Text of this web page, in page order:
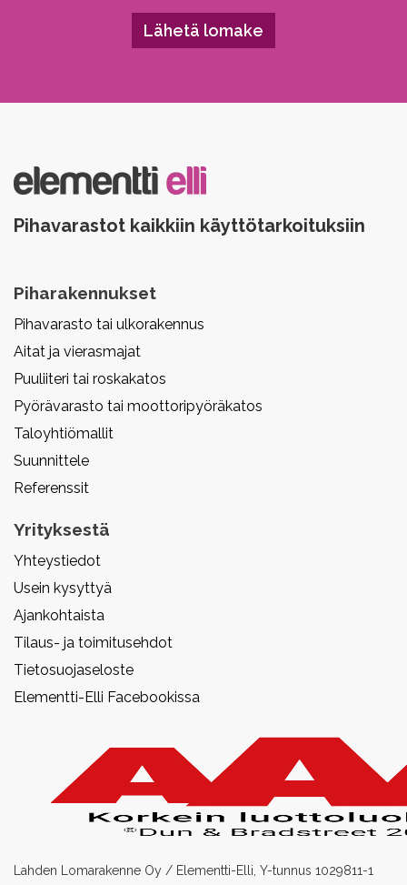
Pihavarastot kaikkiin käyttötarkoituksiin
Piharakennukset
Pihavarasto tai ulkorakennus
Aitat ja vierasmajat
Puuliiteri tai roskakatos
Pyörävarasto tai moottoripyöräkatos
Taloyhtiömallit
Suunnittele
Referenssit
Yrityksestä
Yhteystiedot
Usein kysyttyä
Ajankohtaista
Tilaus- ja toimitusehdot
Tietosuojaseloste
Elementti-Elli Facebookissa
Lahden Lomarakenne Oy / Elementti-Elli, Y-tunnus 1029811-1